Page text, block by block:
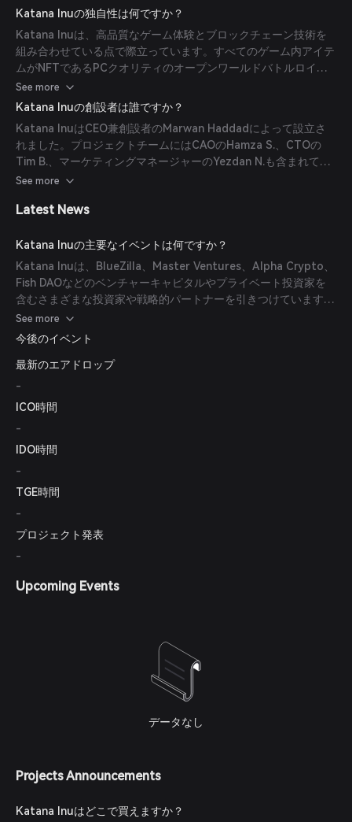
クン（NFT）の統合です。DeFiの側面は、主にEthereum上に構
築されたブロックチェーン技術に基づく金融アプリケーションを
指しており、従来の中央仲介者を介さないオープンで分散化され
た方法で既存の金融サービスを再現することを目的としていま
す。Katana InuのNFT統合は、プラットフォーム上でユニーク
なデジタル資産を作成・取引する機会を提供しており、特に独自
のゲーム体験を目指すゲーム業界において大きな影響を与えてい
ます。Katana Inuはまた、バーン機構を実装するデフレ通貨と
しても機能しており、各取引後に一定割合のコインがバーン（焼
却）され、時間経過とともに流通供給が減少します。
Katana Inuの独自性は何ですか？
Katana Inuは、高品質なゲーム体験とブロックチェーン技術を
組み合わせている点で際立っています。すべてのゲーム内アイテ
ムがNFTであるPCクオリティのオープンワールドバトルロイヤ
ルゲームを提供します。ゲームはプレイ・トゥ・アーンと無料プ
レイの両方のオプションを提供し、様々なモードで競い合うこと
で世界的なNFT認知度の向上を目指しています。さらに、
Katana InuはEthereumのレイヤー2ソリューション上のNFTマ
ーケットプレイスを備えており、世界中のアーティストがガス料
金無料でNFTを発行することを可能にしています。
(coingecko.com
See more
Katana Inuの創設者は誰ですか？
Katana InuはCEO兼創設者のMarwan Haddadによって設立さ
れました。プロジェクトチームにはCAOのHamza S.、CTOの
Tim B.、マーケティングマネージャーのYezdan N.も含まれてい
ます。開発は、セールス、eコマース、ブロックチェーンゲーム
ています。(tokenradar.ai
See more
Latest News
Katana Inuの主要なイベントは何ですか？
Katana Inuは、BlueZilla、Master Ventures、Alpha Crypto、
Fish DAOなどのベンチャーキャピタルやプライベート投資家を
含むさまざまな投資家や戦略的パートナーを引きつけています。
これらの投資家は、Katana Inuのブロックチェーンゲーム、
NFT、DeFi機能の開発を支援しています。(
See more
今後のイベント
最新のエアドロップ
-
ICO時間
-
IDO時間
-
TGE時間
-
プロジェクト発表
-
Upcoming Events
データなし
Projects Announcements
Katana Inuはどこで買えますか？